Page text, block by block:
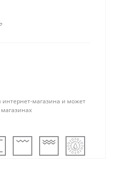
интернет-магазина и может